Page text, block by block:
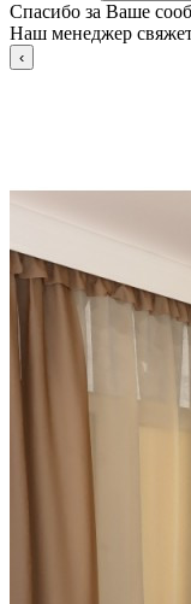
Спасибо за Ваше
Наш менеджер